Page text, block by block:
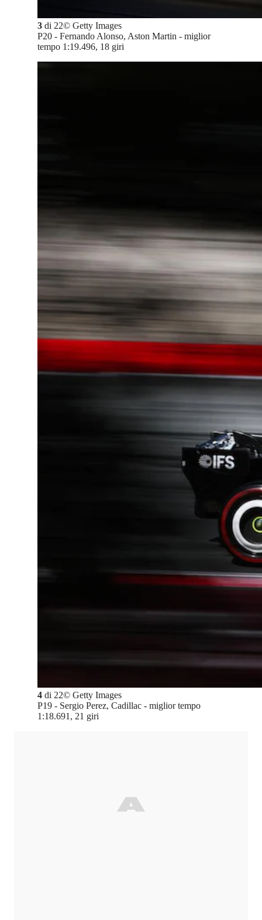
3 di 22© Getty Images
P20 - Fernando Alonso, Aston Martin - miglior
tempo 1:19.496, 18 giri
4 di 22© Getty Images
P19 - Sergio Perez, Cadillac - miglior tempo
1:18.691, 21 giri